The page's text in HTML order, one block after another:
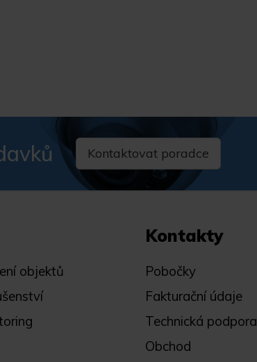
Kontaktovat poradce
objektů
Kontakty
Pobočky
Fakturační údaje
Technická podpora
Obchod